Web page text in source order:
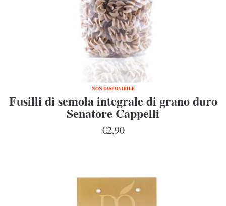
NON DISPONIBILE
Fusilli di semola integrale di grano duro
Senatore Cappelli
€2,90